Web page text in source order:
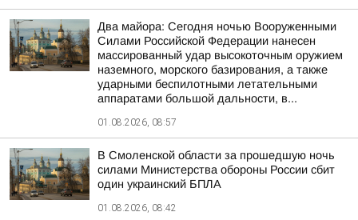
Два майора: Сегодня ночью Вооруженными
Силами Российской Федерации нанесен
массированный удар высокоточным оружием
наземного, морского базирования, а также
ударными беспилотными летательными
аппаратами большой дальности, в...
01.08.2026, 08:57
В Смоленской области за прошедшую ночь
силами Министерства обороны России сбит
один украинский БПЛА
01.08.2026, 08:42